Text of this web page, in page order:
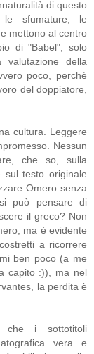
di questo
le sfumature, le
mettono al centro
di "Babel", solo
valutazione della
poco, perché
del doppiatore,
cultura. Leggere
Nessun
che so, sulla
sul testo originale
Omero senza
può pensare di
il greco? Non
ma è evidente
a ricorrere
ben poco (a me
capito :)), ma nel
la perdita è
i sottotitoli
vera e